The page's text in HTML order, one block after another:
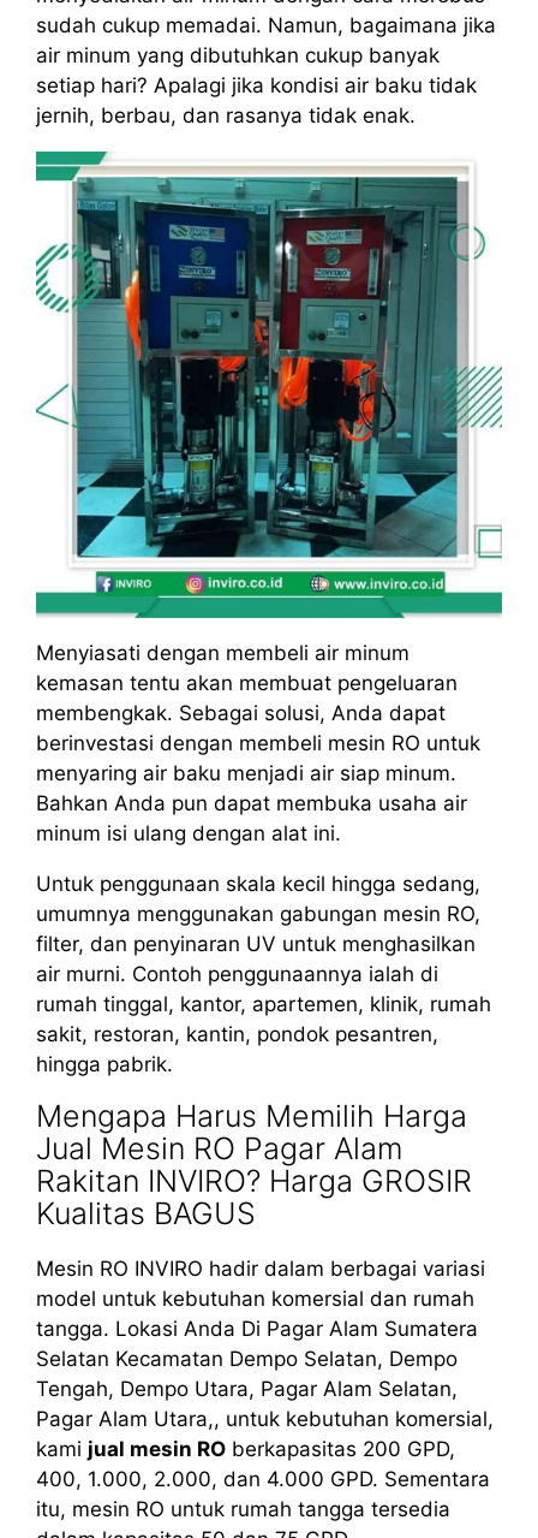
sudah cukup memadai. Namun, bagaimana jika
air minum yang dibutuhkan cukup banyak
setiap hari? Apalagi jika kondisi air baku tidak
jernih, berbau, dan rasanya tidak enak.
Menyiasati dengan membeli air minum
kemasan tentu akan membuat pengeluaran
membengkak. Sebagai solusi, Anda dapat
berinvestasi dengan membeli mesin RO untuk
menyaring air baku menjadi air siap minum.
Bahkan Anda pun dapat membuka usaha air
minum isi ulang dengan alat ini.
Untuk penggunaan skala kecil hingga sedang,
umumnya menggunakan gabungan mesin RO,
filter, dan penyinaran UV untuk menghasilkan
air murni. Contoh penggunaannya ialah di
rumah tinggal, kantor, apartemen, klinik, rumah
sakit, restoran, kantin, pondok pesantren,
hingga pabrik.
Mengapa Harus Memilih Harga
Jual Mesin RO Pagar Alam
Rakitan INVIRO? Harga GROSIR
Kualitas BAGUS
Mesin RO INVIRO hadir dalam berbagai variasi
model untuk kebutuhan komersial dan rumah
tangga. Lokasi Anda Di Pagar Alam Sumatera
Selatan Kecamatan Dempo Selatan, Dempo
Tengah, Dempo Utara, Pagar Alam Selatan,
Pagar Alam Utara,, untuk kebutuhan komersial,
kami jual mesin RO berkapasitas 200 GPD,
400, 1.000, 2.000, dan 4.000 GPD. Sementara
itu, mesin RO untuk rumah tangga tersedia